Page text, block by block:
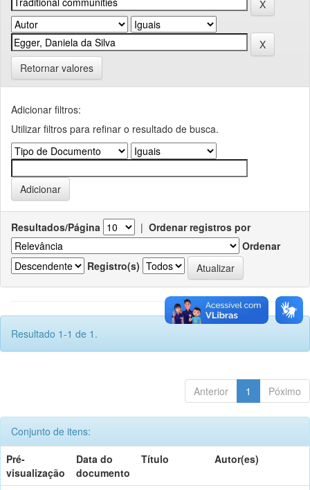
Retornar valores
Adicionar filtros:
Utilizar filtros para refinar o resultado de busca.
Resultados/Página | Ordenar registros por
Ordenar
Registro(s)
Resultado 1-1 de 1.
Anterior 1 Póximo
Conjunto de itens:
Pré-
visualização
Data do
documento
Título Autor(es)